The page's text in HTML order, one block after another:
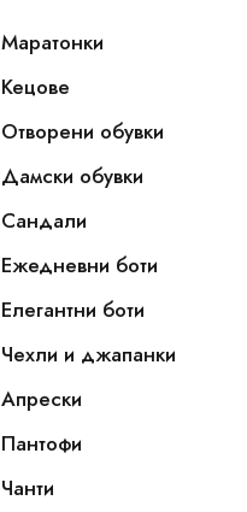
Маратонки
Кецове
Отворени обувки
Дамски обувки
Сандали
Ежедневни боти
Елегантни боти
Чехли и джапанки
Апрески
Пантофи
Чанти